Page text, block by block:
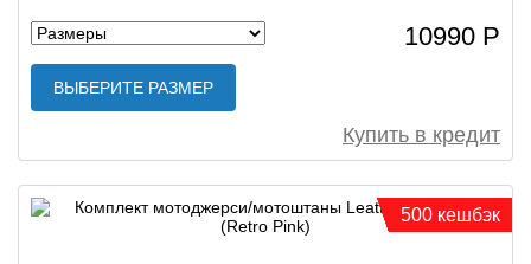
10990 Р
ВЫБЕРИТЕ РАЗМЕР
Купить в кредит
500 кешбэк